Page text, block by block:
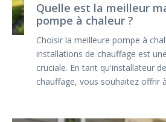
Quelle est la meilleur
pompe à chaleur ?
Choisir la meilleure pompe à
installations de chauffage est
cruciale. En tant qu'installateur
chauffage, vous souhaitez offrir